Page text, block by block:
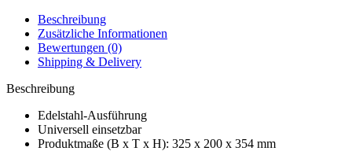
Beschreibung
Zusätzliche Informationen
Bewertungen (0)
Shipping & Delivery
Beschreibung
Edelstahl-Ausführung
Universell einsetzbar
Produktmaße (B x T x H): 325 x 200 x 354 mm